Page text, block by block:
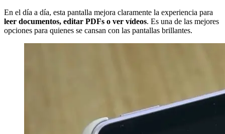
En el día a día, esta pantalla mejora claramente la experiencia para
leer documentos, editar PDFs o ver vídeos. Es una de las mejores
opciones para quienes se cansan con las pantallas brillantes.